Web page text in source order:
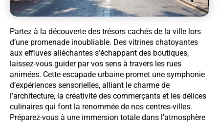
Partez à la découverte des trésors cachés de la ville lors
d’une promenade inoubliable. Des vitrines chatoyantes
aux effluves alléchantes s’échappant des boutiques,
laissez-vous guider par vos sens à travers les rues
animées. Cette escapade urbaine promet une symphonie
d’expériences sensorielles, alliant le charme de
l’architecture, la créativité des commerçants et les délices
culinaires qui font la renommée de nos centres-villes.
Préparez-vous à une immersion totale dans l’atmosphère